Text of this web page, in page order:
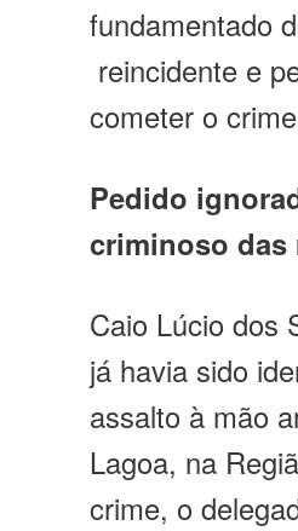
fundamentado
reincidente e
cometer o
Pedido
criminoso das
Caio Lúcio dos
já havia sido
assalto à mão
Lagoa, na
crime, o